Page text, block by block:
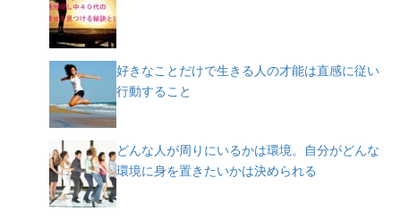
好きなことだけで生きる人の才能は直感に従い
行動すること
どんな人が周りにいるかは環境。自分がどんな
環境に身を置きたいかは決められる